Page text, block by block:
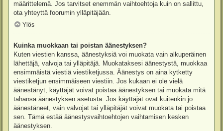
määrittelemä. Jos tarvitset enemmän vaihtoehtoja kuin on sallittu,
ota yhteyttä foorumin ylläpitäjään.
Ylös
Kuinka muokkaan tai poistan äänestyksen?
Kuten viestien kanssa, äänestyksiä voi muokata vain alkuperäinen
lähettäjä, valvoja tai ylläpitäjä. Muokataksesi äänestystä, muokkaa
ensimmäistä viestiä viestiketjussa. Äänestys on aina kytketty
viestiketjun ensimmäiseen viestiin. Jos kukaan ei ole vielä
äänestänyt, käyttäjät voivat poistaa äänestyksen tai muokata mitä
tahansa äänestyksen asetusta. Jos käyttäjät ovat kuitenkin jo
äänestäneet, vain valvojat tai ylläpitäjät voivat muokata tai poistaa
sen. Tämä estää äänestysvaihtoehtojen vaihtamisen kesken
äänestyksen.